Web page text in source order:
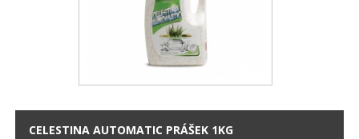
CELESTINA AUTOMATIC PRÁŠEK 1KG